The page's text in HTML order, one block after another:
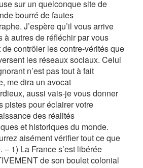
sur un quelconque site de
bourré de fautes
J’espère qu’il vous arrive
à autres de réfléchir par vous
de contrôler les contre-vérités que
les réseaux sociaux. Celui
n’est pas tout à fait
me dira un avocat
aussi vais-je vous donner
pistes pour éclairer votre
des réalités
et historiques du monde.
aisément vérifier tout ce que
– 1) La France s’est libérée
de son boulet colonial